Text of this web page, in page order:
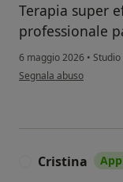
Terapia super
professionale
6 maggio 2026 •
secondo l'opinione
Segnala abuso
Cristina